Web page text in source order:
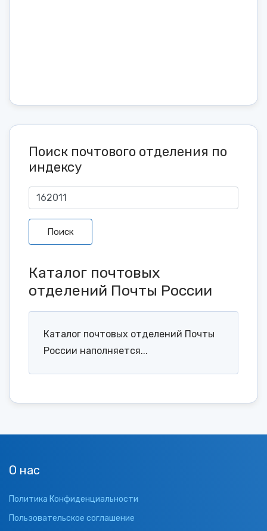
Поиск почтового отделения по
индексу
Поиск
Каталог почтовых
отделений Почты России
Каталог почтовых отделений Почты
России наполняется...
О нас
Политика Конфиденциальности
Пользовательское соглашение